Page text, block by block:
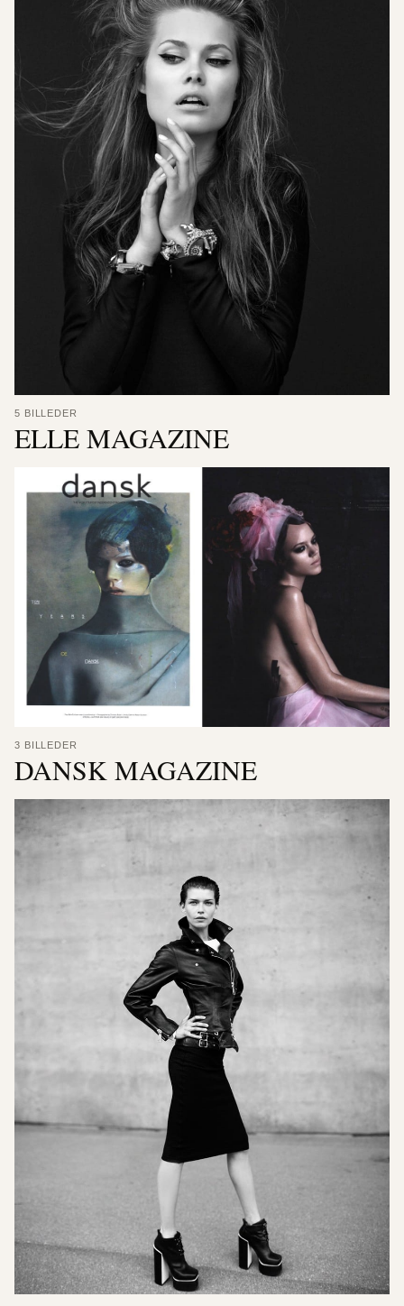
5 BILLEDER
ELLE MAGAZINE
3 BILLEDER
DANSK MAGAZINE